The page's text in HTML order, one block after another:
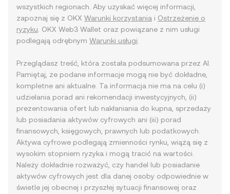
wszystkich regionach. Aby uzyskać więcej informacji,
zapoznaj się z OKX Warunki korzystania i Ostrzeżenie o
ryzyku . OKX Web3 Wallet oraz powiązane z nim usługi
podlegają odrębnym Warunki usługi
Przeglądasz treść, która została podsumowana przez AI.
Pamiętaj, że podane informacje mogą nie być dokładne,
kompletne ani aktualne. Ta informacja nie ma na celu (i)
udzielania porad ani rekomendacji inwestycyjnych, (ii)
prezentowania ofert lub nakłaniania do kupna, sprzedaży
lub posiadania aktywów cyfrowych ani (iii) porad
finansowych, księgowych, prawnych lub podatkowych.
Aktywa cyfrowe podlegają zmienności rynku, wiążą się z
wysokim stopniem ryzyka i mogą tracić na wartości.
Należy dokładnie rozważyć, czy handel lub posiadanie
aktywów cyfrowych jest dla danej osoby odpowiednie w
świetle jej obecnej i przyszłej sytuacji finansowej oraz